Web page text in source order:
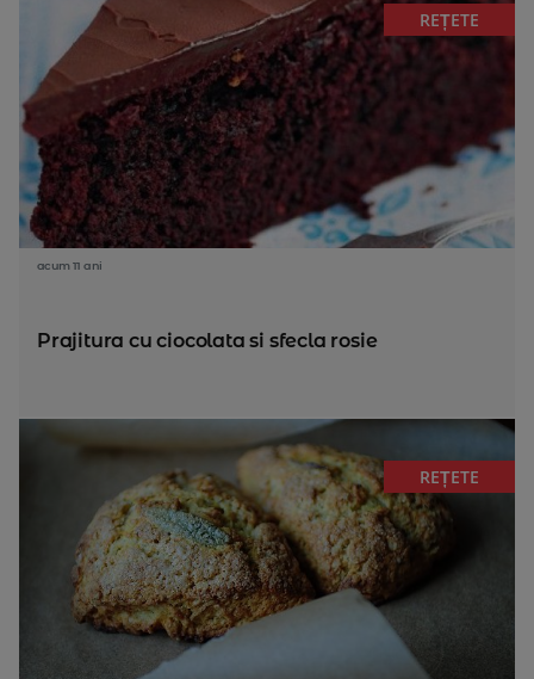
REȚETE
acum 11 ani
Prajitura cu ciocolata si sfecla rosie
REȚETE